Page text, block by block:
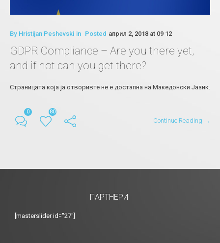
By Hristijan Peshevski in Posted април 2, 2018 at 09 12
GDPR Compliance – Are you there yet,
and if not can you get there?
Страницата која ја отворивте не е достапна на Македонски Јазик.
0 80
Continue Reading →
ПАРТНЕРИ
[masterslider id="27"]